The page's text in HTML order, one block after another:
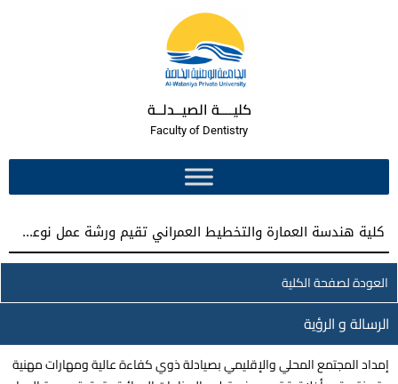
كليــــة الصيــدلــة
Faculty of Dentistry
كلية هندسة العمارة والتخطيط العمراني تقيم ورشة عمل نوعية نحو إعداد مشاريع تخرج معمارية مميزة
العودة لصفحة الكلية
الرسالة و الرؤية
إمداد المجتمع المحلي والإقليمي بصيادلة ذوي كفاءة عالية ومهارات مهنية